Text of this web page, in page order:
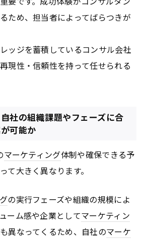
ため、担当者によってばらつきが
ッジを蓄積しているコンサル会社
現性・信頼性を持って任せられる
社の組織課題やフェーズに合
可能か
マーケティング体制や確保できる予
て大きく異なります。
の実行フェーズや組織の規模によ
ーム感や企業としてマーケティン
異なってくるため、自社のマーケ